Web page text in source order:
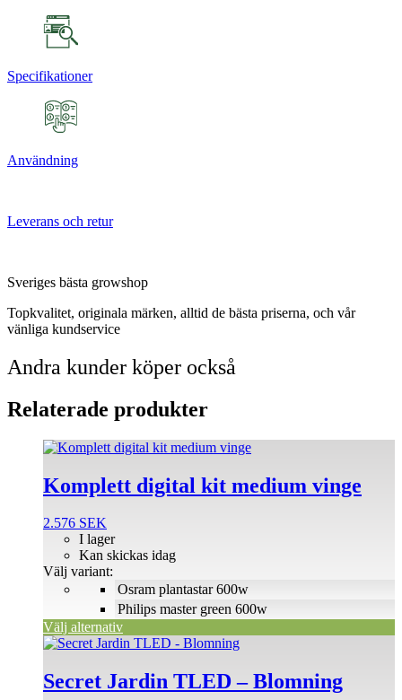
Specifikationer
Användning
Leverans och retur
Sveriges bästa growshop
Topkvalitet, originala märken, alltid de bästa priserna, och vår
vänliga kundservice
Andra kunder köper också
Relaterade produkter
Komplett digital kit medium vinge
2.576 SEK
Osram plantastar 600w
Philips master green 600w
I lager
Kan skickas idag
Välj variant:
Välj alternativ
Den
produkten
har
varianter.
olika
alternativen
på
produktsidan
Secret Jardin TLED – Blomning
Den
produkten
har